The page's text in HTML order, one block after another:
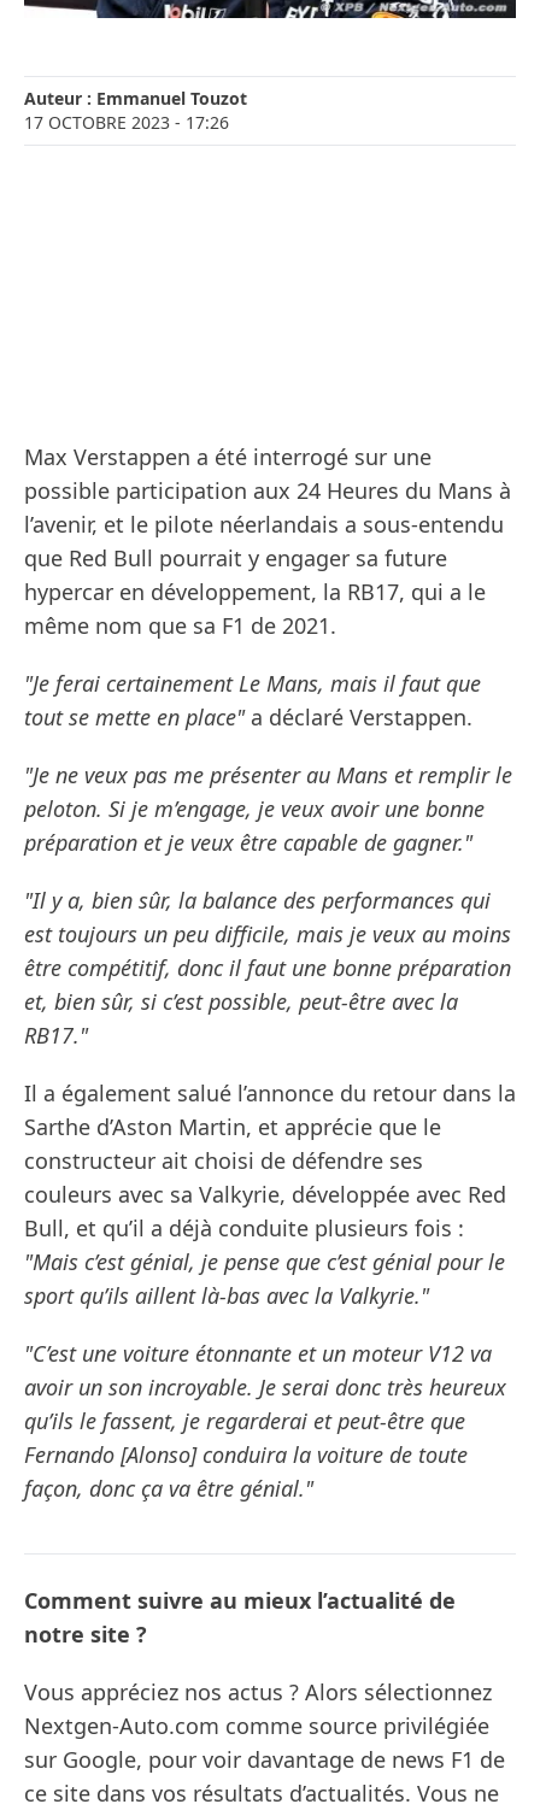
Auteur : Emmanuel Touzot
17 OCTOBRE 2023 - 17:26
Max Verstappen a été interrogé sur une
possible participation aux 24 Heures du Mans à
l’avenir, et le pilote néerlandais a sous-entendu
que Red Bull pourrait y engager sa future
hypercar en développement, la RB17, qui a le
même nom que sa F1 de 2021.
"Je ferai certainement Le Mans, mais il faut que
tout se mette en place" a déclaré Verstappen.
"Je ne veux pas me présenter au Mans et remplir le
peloton. Si je m’engage, je veux avoir une bonne
préparation et je veux être capable de gagner."
"Il y a, bien sûr, la balance des performances qui
est toujours un peu difficile, mais je veux au moins
être compétitif, donc il faut une bonne préparation
et, bien sûr, si c’est possible, peut-être avec la
RB17."
Il a également salué l’annonce du retour dans la
Sarthe d’Aston Martin, et apprécie que le
constructeur ait choisi de défendre ses
couleurs avec sa Valkyrie, développée avec Red
Bull, et qu’il a déjà conduite plusieurs fois :
"Mais c’est génial, je pense que c’est génial pour le
sport qu’ils aillent là-bas avec la Valkyrie."
"C’est une voiture étonnante et un moteur V12 va
avoir un son incroyable. Je serai donc très heureux
qu’ils le fassent, je regarderai et peut-être que
Fernando [Alonso] conduira la voiture de toute
façon, donc ça va être génial."
Comment suivre au mieux l’actualité de
notre site ?
Vous appréciez nos actus ? Alors sélectionnez
Nextgen-Auto.com comme source privilégiée
sur Google, pour voir davantage de news F1 de
ce site dans vos résultats d’actualités. Vous ne